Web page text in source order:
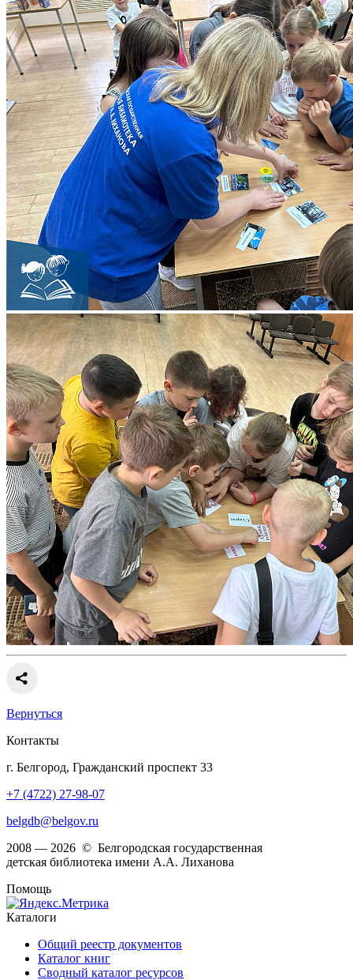
Вернуться
Контакты
г. Белгород, Гражданский проспект 33
+7 (4722) 27-98-07
belgdb@belgov.ru
2008 — 2026 © Белгородская государственная
детская библиотека имени А.А. Лиханова
Помощь
Каталоги
Общий реестр документов
Каталог книг
Сводный каталог ресурсов